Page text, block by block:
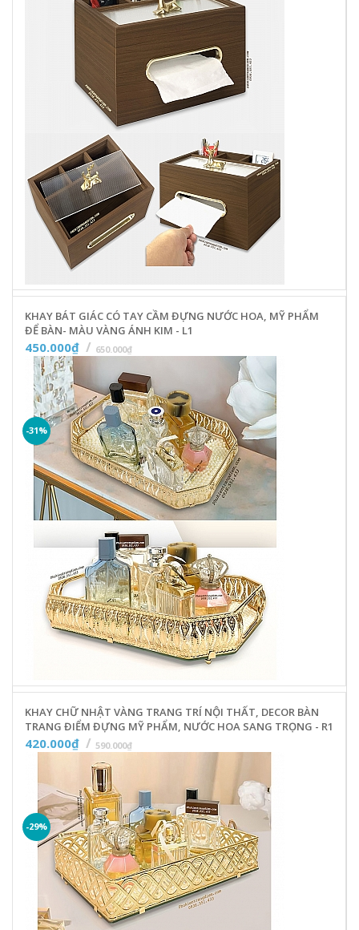
-31%
KHAY BÁT GIÁC CÓ TAY CẦM ĐỰNG NƯỚC HOA, MỸ PHẨM
ĐỂ BÀN- MÀU VÀNG ÁNH KIM - L1
450.000₫ 650.000₫
-29%
KHAY CHỮ NHẬT VÀNG TRANG TRÍ NỘI THẤT, DECOR BÀN
TRANG ĐIỂM ĐỰNG MỸ PHẨM, NƯỚC HOA SANG TRỌNG - R1
420.000₫ 590.000₫